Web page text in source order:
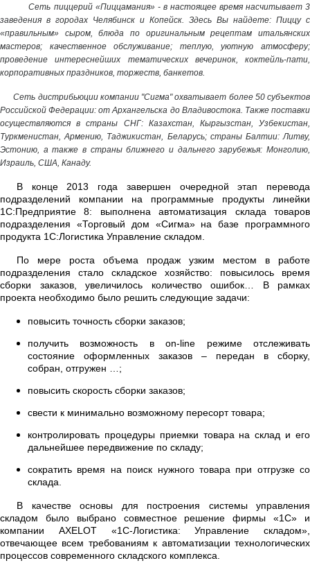
Сеть пиццерий «Пиццамания» - в настоящее время насчитывает 3
заведения в городах Челябинск и Копейск. Здесь Вы найдете: Пиццу с
«правильным» сыром, блюда по оригинальным рецептам итальянских
мастеров; качественное обслуживание; теплую, уютную атмосферу;
проведение интереснейших тематических вечеринок, коктейль-пати,
корпоративных праздников, торжеств, банкетов.
Сеть дистрибьюции компании "Сигма" охватывает более 50 субъектов
Российской Федерации: от Архангельска до Владивостока. Также поставки
осуществляются в страны СНГ: Казахстан, Кыргызстан, Узбекистан,
Туркменистан, Армению, Таджикистан, Беларусь; страны Балтии: Литву,
Эстонию, а также в страны ближнего и дальнего зарубежья: Монголию,
Израиль, США, Канаду.
В конце 2013 года завершен очередной этап перевода
подразделений компании на программные продукты линейки
1С:Предприятие 8: выполнена автоматизация склада товаров
подразделения «Торговый дом «Сигма» на базе программного
продукта 1С:Логистика Управление складом.
По мере роста объема продаж узким местом в работе
подразделения стало складское хозяйство: повысилось время
сборки заказов, увеличилось количество ошибок… В рамках
проекта необходимо было решить следующие задачи:
повысить точность сборки заказов;
получить возможность в on-line режиме отслеживать
состояние оформленных заказов – передан в сборку,
собран, отгружен …;
повысить скорость сборки заказов;
свести к минимально возможному пересорт товара;
контролировать процедуры приемки товара на склад и его
дальнейшее передвижение по складу;
сократить время на поиск нужного товара при отгрузке со
склада.
В качестве основы для построения системы управления
складом было выбрано совместное решение фирмы «1С» и
компании AXELOT «1С-Логистика: Управление складом»,
отвечающее всем требованиям к автоматизации технологических
процессов современного складского комплекса.